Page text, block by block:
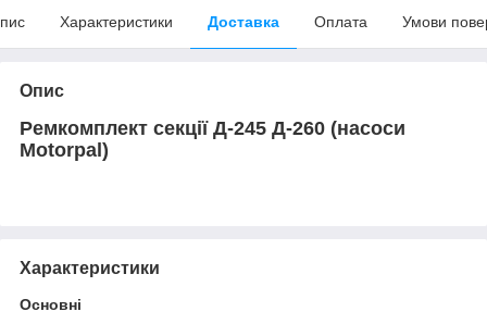
Характеристики Доставка Оплата Умови
Опис
Ремкомплект секції Д-245 Д-260 (насоси
Motorpal)
Характеристики
Основні